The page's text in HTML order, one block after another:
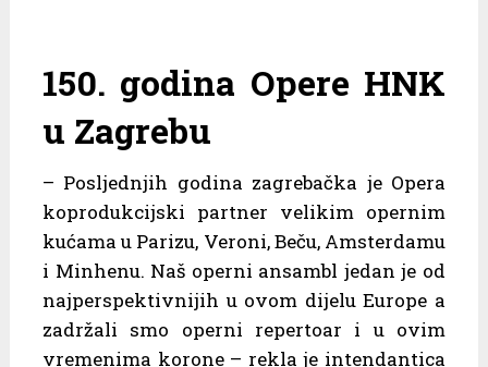
150. godina Opere HNK
u Zagrebu
– Posljednjih godina zagrebačka je Opera
koprodukcijski partner velikim opernim
kućama u Parizu, Veroni, Beču, Amsterdamu
i Minhenu. Naš operni ansambl jedan je od
najperspektivnijih u ovom dijelu Europe a
zadržali smo operni repertoar i u ovim
vremenima korone – rekla je intendantica